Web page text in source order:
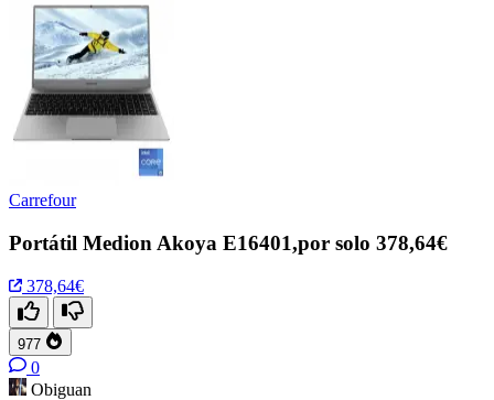
Carrefour
Portátil Medion Akoya E16401,por solo 378,64€
378,64€
977
0
Obiguan